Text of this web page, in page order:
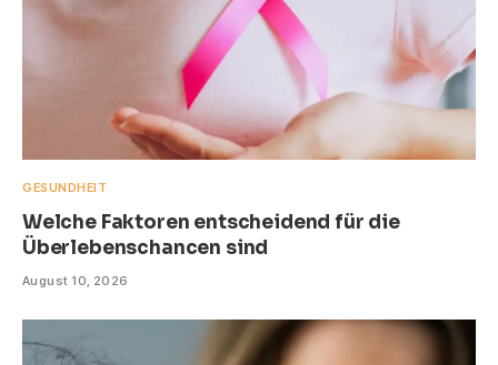
GESUNDHEIT
Welche Faktoren entscheidend für die
Überlebenschancen sind
August 10, 2026